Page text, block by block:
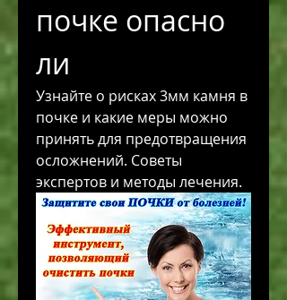
почке опасно
ли
Узнайте о рисках 3мм камня в
почке и какие меры можно
принять для предотвращения
осложнений. Советы
экспертов и методы лечения.